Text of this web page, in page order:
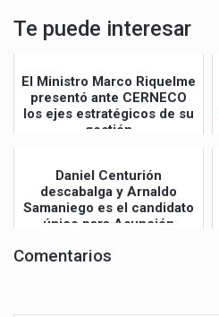
Te puede interesar
El Ministro Marco Riquelme
presentó ante CERNECO
los ejes estratégicos de su
gestión
Daniel Centurión
descabalga y Arnaldo
Samaniego es el candidato
único para Asunción
Comentarios